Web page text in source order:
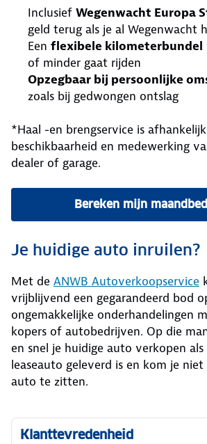
Inclusief Wegenwacht Europa
geld terug als je al Wegenwacht
Een flexibele kilometerbundel
of minder gaat rijden
Opzegbaar bij persoonlijke
zoals bij gedwongen ontslag
*Haal -en brengservice is
beschikbaarheid en medewerking
dealer of garage.
Bereken mijn
Je huidige auto inruilen?
Met de ANWB Autoverkoopservice
vrijblijvend een gegarandeerd bod
ongemakkelijke onderhandelingen
kopers of autobedrijven. Op die
en snel je huidige auto verkopen
leaseauto geleverd is en kom je
auto te zitten.
Klanttevredenheid